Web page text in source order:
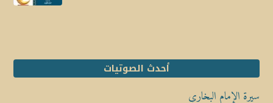
أحدث الصوتيات
سيرة الإمام البخاري